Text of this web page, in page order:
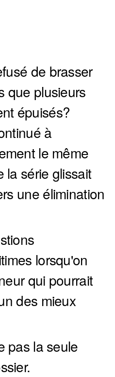
de brasser
que plusieurs
épuisés?
à
le même
la série glissait
une élimination
lorsqu'on
qui pourrait
des mieux
pas la seule